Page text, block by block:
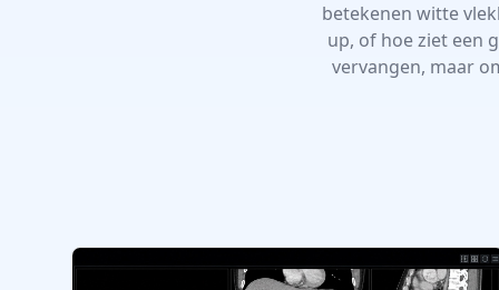
betekenen witte
up, of hoe ziet een
vervangen, maar